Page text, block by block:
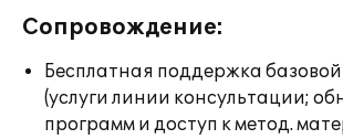
Сопровождение:
Бесплатная поддержка
(услуги линии консультации;
программ и доступ к метод.